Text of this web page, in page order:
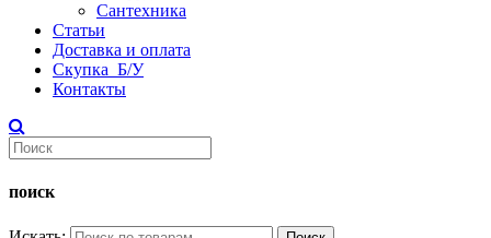
Сантехника
Статьи
Доставка и оплата
Скупка Б/У
Контакты
поиск